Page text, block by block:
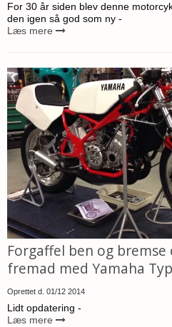
For 30 år siden blev denne
den igen så god som ny -
Læs mere
Forgaffel ben og
fremad med Yamaha
Oprettet d. 01/12 2014
Lidt opdatering -
Læs mere